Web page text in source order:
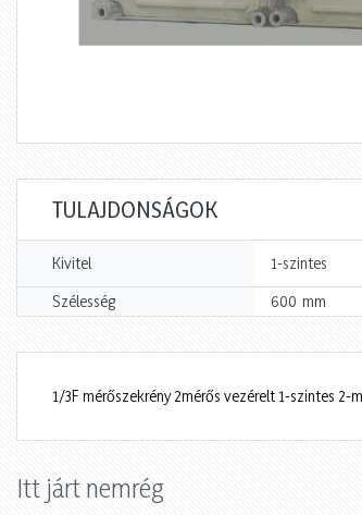
TULAJDONSÁGOK
Kivitel 1-szintes
Szélesség 600 mm
1/3F mérőszekrény 2mérős vezérelt 1-szintes 2-
Itt járt nemrég